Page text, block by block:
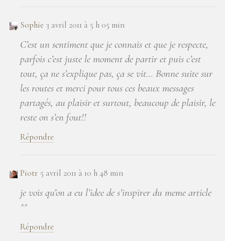
Sophie 3 avril 2011 à 5 h 05 min
C’est un sentiment que je connais et que je respecte,
parfois c’est juste le moment de partir et puis c’est
tout, ça ne s’explique pas, ça se vit… Bonne suite sur
les routes et merci pour tous ces beaux messages
partagés, au plaisir et surtout, beaucoup de plaisir, le
reste on s’en fout!!
Répondre
Piotr 5 avril 2011 à 10 h 48 min
je vois qu’on a eu l’idee de s’inspirer du meme article
^^
Répondre